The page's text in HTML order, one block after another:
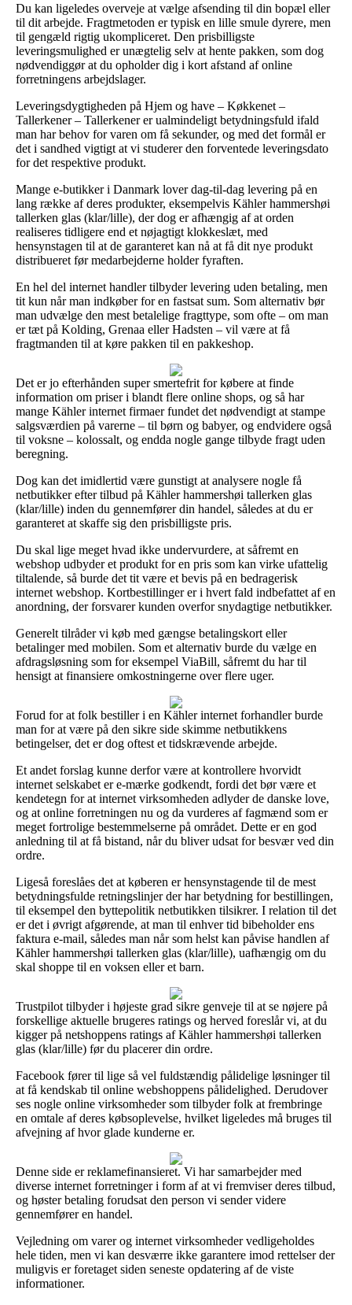
Du kan ligeledes overveje at vælge afsending til din bopæl eller
til dit arbejde. Fragtmetoden er typisk en lille smule dyrere, men
til gengæld rigtig ukompliceret. Den prisbilligste
leveringsmulighed er unægtelig selv at hente pakken, som dog
nødvendiggør at du opholder dig i kort afstand af online
forretningens arbejdslager.
Leveringsdygtigheden på Hjem og have – Køkkenet –
Tallerkener – Tallerkener er ualmindeligt betydningsfuld ifald
man har behov for varen om få sekunder, og med det formål er
det i sandhed vigtigt at vi studerer den forventede leveringsdato
for det respektive produkt.
Mange e-butikker i Danmark lover dag-til-dag levering på en
lang række af deres produkter, eksempelvis Kähler hammershøi
tallerken glas (klar/lille), der dog er afhængig af at orden
realiseres tidligere end et nøjagtigt klokkeslæt, med
hensynstagen til at de garanteret kan nå at få dit nye produkt
distribueret før medarbejderne holder fyraften.
En hel del internet handler tilbyder levering uden betaling, men
tit kun når man indkøber for en fastsat sum. Som alternativ bør
man udvælge den mest betalelige fragttype, som ofte – om man
er tæt på Kolding, Grenaa eller Hadsten – vil være at få
fragtmanden til at køre pakken til en pakkeshop.
Det er jo efterhånden super smertefrit for købere at finde
information om priser i blandt flere online shops, og så har
mange Kähler internet firmaer fundet det nødvendigt at stampe
salgsværdien på varerne – til børn og babyer, og endvidere også
til voksne – kolossalt, og endda nogle gange tilbyde fragt uden
beregning.
Dog kan det imidlertid være gunstigt at analysere nogle få
netbutikker efter tilbud på Kähler hammershøi tallerken glas
(klar/lille) inden du gennemfører din handel, således at du er
garanteret at skaffe sig den prisbilligste pris.
Du skal lige meget hvad ikke undervurdere, at såfremt en
webshop udbyder et produkt for en pris som kan virke ufattelig
tiltalende, så burde det tit være et bevis på en bedragerisk
internet webshop. Kortbestillinger er i hvert fald indbefattet af en
anordning, der forsvarer kunden overfor snydagtige netbutikker.
Generelt tilråder vi køb med gængse betalingskort eller
betalinger med mobilen. Som et alternativ burde du vælge en
afdragsløsning som for eksempel ViaBill, såfremt du har til
hensigt at finansiere omkostningerne over flere uger.
Forud for at folk bestiller i en Kähler internet forhandler burde
man for at være på den sikre side skimme netbutikkens
betingelser, det er dog oftest et tidskrævende arbejde.
Et andet forslag kunne derfor være at kontrollere hvorvidt
internet selskabet er e-mærke godkendt, fordi det bør være et
kendetegn for at internet virksomheden adlyder de danske love,
og at online forretningen nu og da vurderes af fagmænd som er
meget fortrolige bestemmelserne på området. Dette er en god
anledning til at få bistand, når du bliver udsat for besvær ved din
ordre.
Ligeså foreslåes det at køberen er hensynstagende til de mest
betydningsfulde retningslinjer der har betydning for bestillingen,
til eksempel den byttepolitik netbutikken tilsikrer. I relation til det
er det i øvrigt afgørende, at man til enhver tid bibeholder ens
faktura e-mail, således man når som helst kan påvise handlen af
Kähler hammershøi tallerken glas (klar/lille), uafhængig om du
skal shoppe til en voksen eller et barn.
Trustpilot tilbyder i højeste grad sikre genveje til at se nøjere på
forskellige aktuelle brugeres ratings og herved foreslår vi, at du
kigger på netshoppens ratings af Kähler hammershøi tallerken
glas (klar/lille) før du placerer din ordre.
Facebook fører til lige så vel fuldstændig pålidelige løsninger til
at få kendskab til online webshoppens pålidelighed. Derudover
ses nogle online virksomheder som tilbyder folk at frembringe
en omtale af deres købsoplevelse, hvilket ligeledes må bruges til
afvejning af hvor glade kunderne er.
Denne side er reklamefinansieret. Vi har samarbejder med
diverse internet forretninger i form af at vi fremviser deres tilbud,
og høster betaling forudsat den person vi sender videre
gennemfører en handel.
Vejledning om varer og internet virksomheder vedligeholdes
hele tiden, men vi kan desværre ikke garantere imod rettelser der
muligvis er foretaget siden seneste opdatering af de viste
informationer.